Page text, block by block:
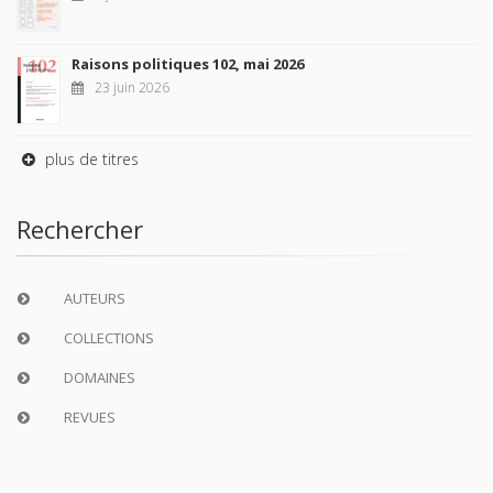
Raisons politiques 102, mai 2026
23 juin 2026
plus de titres
Rechercher
AUTEURS
COLLECTIONS
DOMAINES
REVUES